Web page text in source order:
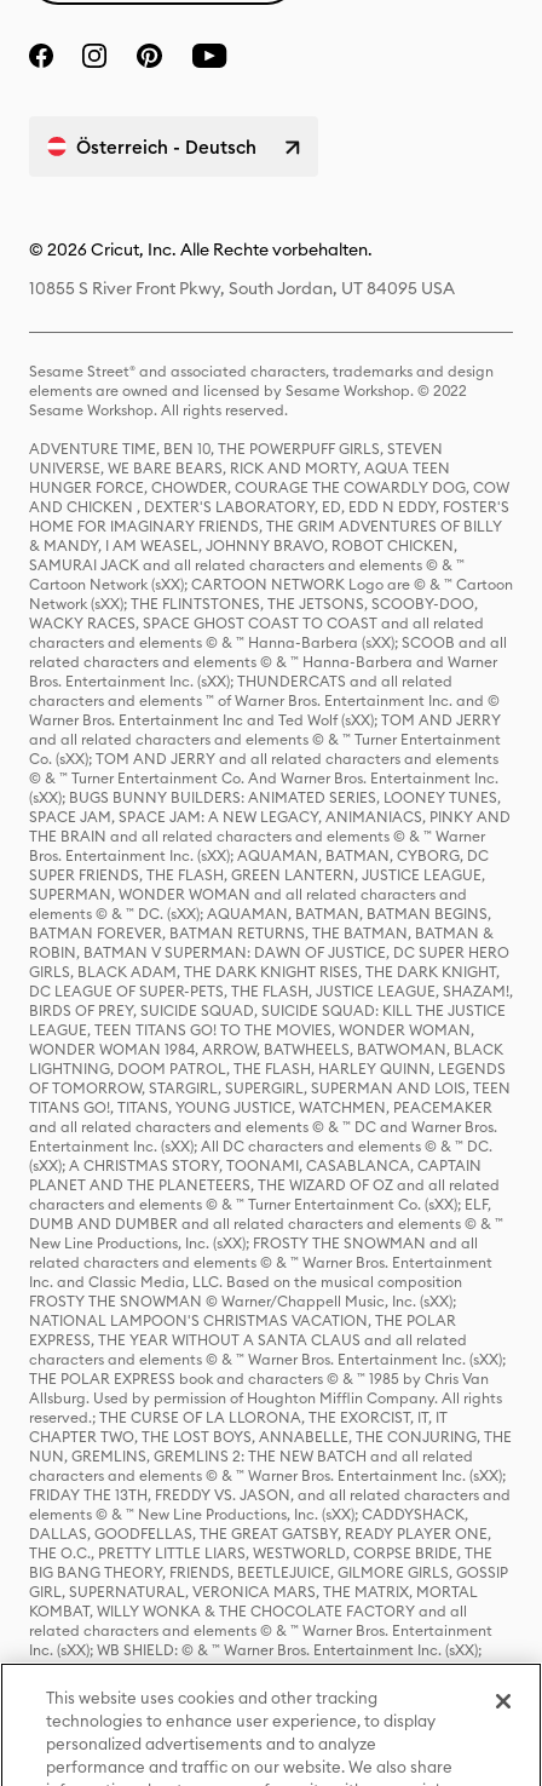
Österreich - Deutsch
© 2026 Cricut, Inc. Alle Rechte vorbehalten.
10855 S River Front Pkwy, South Jordan, UT 84095 USA
Sesame Street® and associated characters, trademarks and design
elements are owned and licensed by Sesame Workshop. © 2022
Sesame Workshop. All rights reserved.
ADVENTURE TIME, BEN 10, THE POWERPUFF GIRLS, STEVEN
UNIVERSE, WE BARE BEARS, RICK AND MORTY, AQUA TEEN
HUNGER FORCE, CHOWDER, COURAGE THE COWARDLY DOG, COW
AND CHICKEN , DEXTER'S LABORATORY, ED, EDD N EDDY, FOSTER'S
HOME FOR IMAGINARY FRIENDS, THE GRIM ADVENTURES OF BILLY
& MANDY, I AM WEASEL, JOHNNY BRAVO, ROBOT CHICKEN,
SAMURAI JACK and all related characters and elements © & ™
Cartoon Network (sXX); CARTOON NETWORK Logo are © & ™ Cartoon
Network (sXX); THE FLINTSTONES, THE JETSONS, SCOOBY-DOO,
WACKY RACES, SPACE GHOST COAST TO COAST and all related
characters and elements © & ™ Hanna-Barbera (sXX); SCOOB and all
related characters and elements © & ™ Hanna-Barbera and Warner
Bros. Entertainment Inc. (sXX); THUNDERCATS and all related
characters and elements ™ of Warner Bros. Entertainment Inc. and ©
Warner Bros. Entertainment Inc and Ted Wolf (sXX); TOM AND JERRY
and all related characters and elements © & ™ Turner Entertainment
Co. (sXX); TOM AND JERRY and all related characters and elements
© & ™ Turner Entertainment Co. And Warner Bros. Entertainment Inc.
(sXX); BUGS BUNNY BUILDERS: ANIMATED SERIES, LOONEY TUNES,
SPACE JAM, SPACE JAM: A NEW LEGACY, ANIMANIACS, PINKY AND
THE BRAIN and all related characters and elements © & ™ Warner
Bros. Entertainment Inc. (sXX); AQUAMAN, BATMAN, CYBORG, DC
SUPER FRIENDS, THE FLASH, GREEN LANTERN, JUSTICE LEAGUE,
SUPERMAN, WONDER WOMAN and all related characters and
elements © & ™ DC. (sXX); AQUAMAN, BATMAN, BATMAN BEGINS,
BATMAN FOREVER, BATMAN RETURNS, THE BATMAN, BATMAN &
ROBIN, BATMAN V SUPERMAN: DAWN OF JUSTICE, DC SUPER HERO
GIRLS, BLACK ADAM, THE DARK KNIGHT RISES, THE DARK KNIGHT,
DC LEAGUE OF SUPER-PETS, THE FLASH, JUSTICE LEAGUE, SHAZAM!,
BIRDS OF PREY, SUICIDE SQUAD, SUICIDE SQUAD: KILL THE JUSTICE
LEAGUE, TEEN TITANS GO! TO THE MOVIES, WONDER WOMAN,
WONDER WOMAN 1984, ARROW, BATWHEELS, BATWOMAN, BLACK
LIGHTNING, DOOM PATROL, THE FLASH, HARLEY QUINN, LEGENDS
OF TOMORROW, STARGIRL, SUPERGIRL, SUPERMAN AND LOIS, TEEN
TITANS GO!, TITANS, YOUNG JUSTICE, WATCHMEN, PEACEMAKER
and all related characters and elements © & ™ DC and Warner Bros.
Entertainment Inc. (sXX); All DC characters and elements © & ™ DC.
(sXX); A CHRISTMAS STORY, TOONAMI, CASABLANCA, CAPTAIN
PLANET AND THE PLANETEERS, THE WIZARD OF OZ and all related
characters and elements © & ™ Turner Entertainment Co. (sXX); ELF,
DUMB AND DUMBER and all related characters and elements © & ™
New Line Productions, Inc. (sXX); FROSTY THE SNOWMAN and all
related characters and elements © & ™ Warner Bros. Entertainment
Inc. and Classic Media, LLC. Based on the musical composition
FROSTY THE SNOWMAN © Warner/Chappell Music, Inc. (sXX);
NATIONAL LAMPOON'S CHRISTMAS VACATION, THE POLAR
EXPRESS, THE YEAR WITHOUT A SANTA CLAUS and all related
characters and elements © & ™ Warner Bros. Entertainment Inc. (sXX);
THE POLAR EXPRESS book and characters © & ™ 1985 by Chris Van
Allsburg. Used by permission of Houghton Mifflin Company. All rights
reserved.; THE CURSE OF LA LLORONA, THE EXORCIST, IT, IT
CHAPTER TWO, THE LOST BOYS, ANNABELLE, THE CONJURING, THE
NUN, GREMLINS, GREMLINS 2: THE NEW BATCH and all related
characters and elements © & ™ Warner Bros. Entertainment Inc. (sXX);
FRIDAY THE 13TH, FREDDY VS. JASON, and all related characters and
elements © & ™ New Line Productions, Inc. (sXX); CADDYSHACK,
DALLAS, GOODFELLAS, THE GREAT GATSBY, READY PLAYER ONE,
THE O.C., PRETTY LITTLE LIARS, WESTWORLD, CORPSE BRIDE, THE
BIG BANG THEORY, FRIENDS, BEETLEJUICE, GILMORE GIRLS, GOSSIP
GIRL, SUPERNATURAL, VERONICA MARS, THE MATRIX, MORTAL
KOMBAT, WILLY WONKA & THE CHOCOLATE FACTORY and all
related characters and elements © & ™ Warner Bros. Entertainment
Inc. (sXX); WB SHIELD: © & ™ Warner Bros. Entertainment Inc. (sXX);
HOUSE OF THE DRAGON, GAME OF THRONES, and all related
characters and elements © & ™ Home Box Office, Inc. (sXX); CHILLING
ADVENTURES OF SABRINA, RIVERDALE © & ™ Warner Bros.
Entertainment Inc. Archie Comics and all related characters and
elements © & ™ Archie Comic Publications, Inc. Used with permission.
(sXX); SEINFELD and all related characters and elements © & ™ Castle
This website uses cookies and other tracking
technologies to enhance user experience, to display
personalized advertisements and to analyze
performance and traffic on our website. We also share